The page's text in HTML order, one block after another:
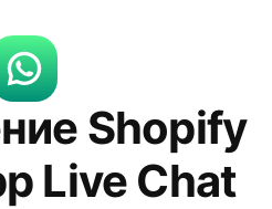
Shopify
Live Chat